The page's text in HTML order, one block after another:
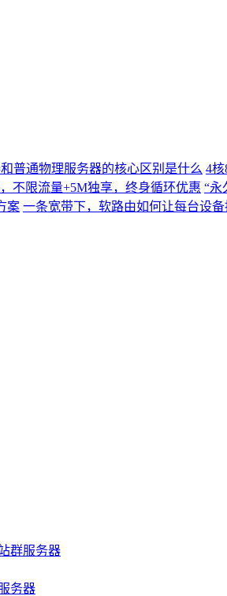
普通物理服务器的核心区别是什么 4
不限流量+5M独享，终身循环优惠 “永
案 一条宽带下，软路由如何让每台设备
群服务器
务器